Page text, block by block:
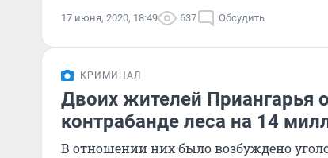
17 июня, 2020, 18:49 637 Обсудить
КРИМИНАЛ
Двоих жителей Приангарья
контрабанде леса на 14
В отношении них было возбуждено